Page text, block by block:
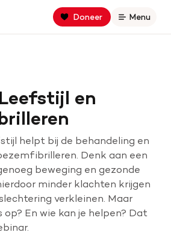
Doneer
Open
Menu
en
helpt bij de behandeling en
Denk aan een
beweging en gezonde
minder klachten krijgen
verkleinen. Maar
En wie kan je helpen? Dat